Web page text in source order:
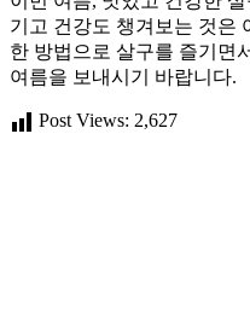
기고 건강도 챙겨보는 것은
한 방법으로 살구를 즐기면
여름을 보내시기 바랍니다.
Post Views: 2,627